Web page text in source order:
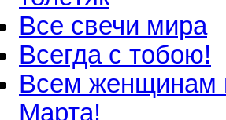
Все свечи мира
Всегда с тобою!
Всем женщинам
Марта!